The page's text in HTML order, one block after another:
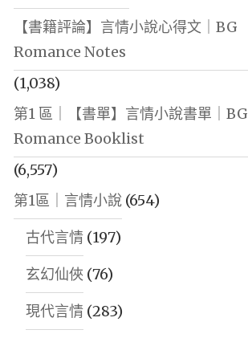
【書籍評論】言情小說心得文｜BG
Romance Notes
(1,038)
第1 區｜【書單】言情小說書單｜BG
Romance Booklist
(6,557)
第1區｜言情小說(654)
古代言情(197)
玄幻仙俠 (76)
現代言情(283)